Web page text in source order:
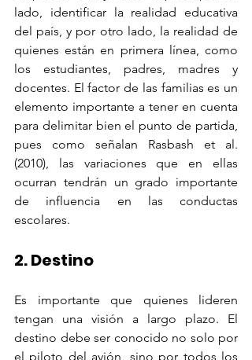
lado, identificar la realidad educativa
del país, y por otro lado, la realidad de
quienes están en primera línea, como
los estudiantes, padres, madres y
docentes. El factor de las familias es un
elemento importante a tener en cuenta
para delimitar bien el punto de partida,
pues como señalan Rasbash et al.
(2010), las variaciones que en ellas
ocurran tendrán un grado importante
de influencia en las conductas
escolares.
2. Destino
Es importante que quienes lideren
tengan una visión a largo plazo. El
destino debe ser conocido no solo por
el piloto del avión, sino por todos los